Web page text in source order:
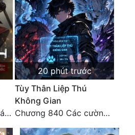
Chương 1192 Người giám thị
20 phút trước
Tùy Thân Liệp Thú
Không Gian
Chương 840 Các cường giả Hằng Tinh cấp khác đâu?